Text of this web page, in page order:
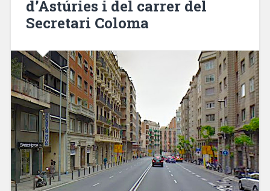
verano»
d’Astúries i del carrer del
Secretari Coloma